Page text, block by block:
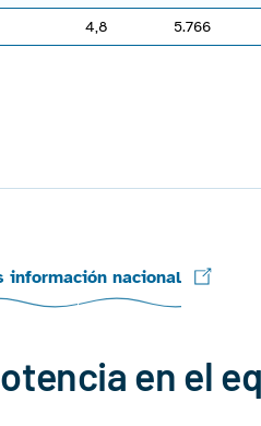
4,8 5.766
información nacional
en el